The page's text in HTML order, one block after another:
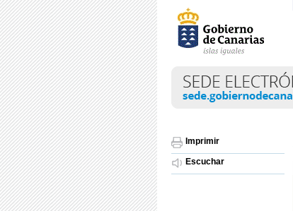
Imprimir
Escuchar